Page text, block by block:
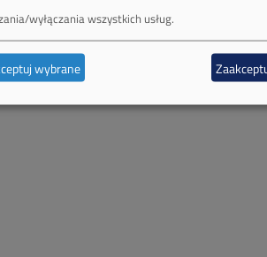
wyłączania wszystkich usług.
wybrane